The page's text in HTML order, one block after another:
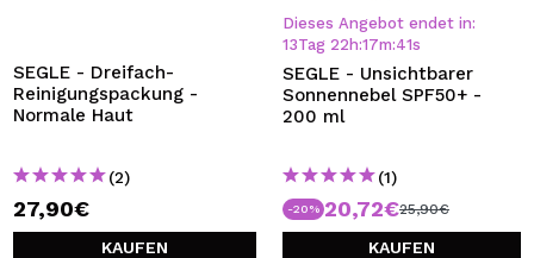
SEGLE - Dreifach-
Reinigungspackung -
Normale Haut
(2)
27,90€
KAUFEN
Dieses Angebot endet in:
13Tag 22 h:17m:41s
SEGLE - Unsichtbarer
Sonnennebel SPF50+ -
200 ml
(1)
-20% 20,72€25,90€
KAUFEN